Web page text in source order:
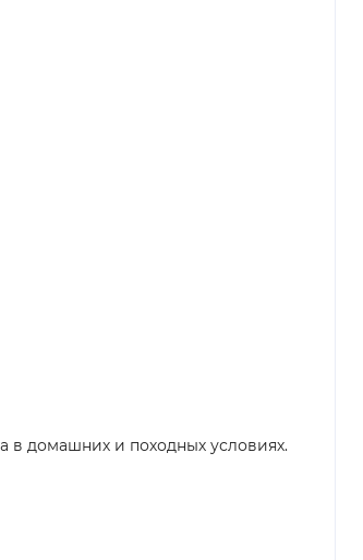
в домашних и походных условиях.